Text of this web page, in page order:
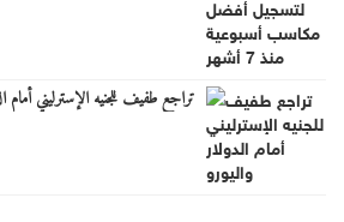
تراجع طفيف للجنيه الإسترليني أمام